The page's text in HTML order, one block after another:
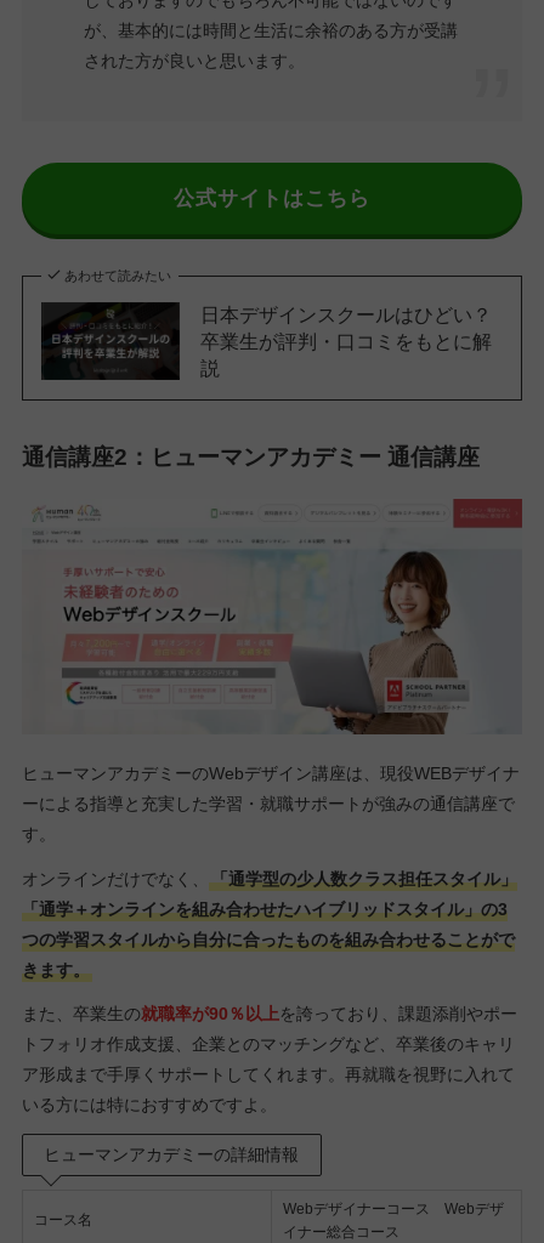
が、基本的には時間と生活に余裕のある方が受講
された方が良いと思います。
公式サイトはこちら
あわせて読みたい
日本デザインスクールはひどい？
卒業生が評判・口コミをもとに解
説
通信講座2：ヒューマンアカデミー 通信講座
ヒューマンアカデミーのWebデザイン講座は、現役WEBデザイナ
ーによる指導と充実した学習・就職サポートが強みの通信講座で
す。
オンラインだけでなく、
「通学型の少人数クラス担任スタイル」
「通学＋オンラインを組み合わせたハイブリッドスタイル」の3
つの学習スタイルから自分に合ったものを組み合わせることがで
きます。
また、卒業生の就職率が90％以上を誇っており、課題添削やポー
トフォリオ作成支援、企業とのマッチングなど、卒業後のキャリ
ア形成まで手厚くサポートしてくれます。再就職を視野に入れて
いる方には特におすすめですよ。
ヒューマンアカデミーの詳細情報
コース名
Webデザイナーコース Webデザ
イナー総合コース